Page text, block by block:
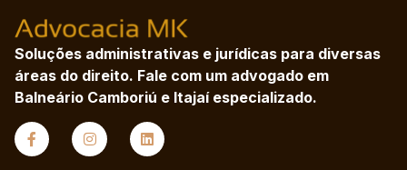
Soluções administrativas e jurídicas para diversas
áreas do direito. Fale com um advogado em
Balneário Camboriú e Itajaí especializado.